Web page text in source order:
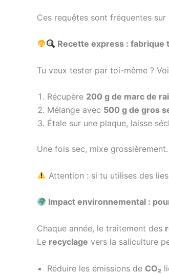
Ces requêtes sont fréquentes
Recette express : fabrique
Tu veux tester par toi-même ?
Récupère 200 g de marc de
Mélange avec 500 g de gros
Étale sur une plaque, laisse
Une fois sec, mixe
Attention : si tu utilises des
Impact environnemental :
Chaque année, le traitement des
Le recyclage vers la saliculture
Réduire les émissions de CO₂